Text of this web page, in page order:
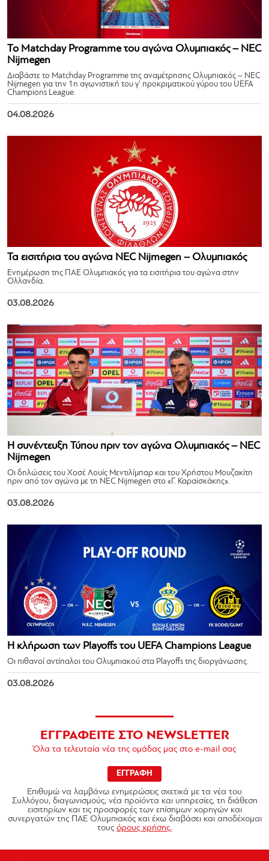
Το Matchday Programme του αγώνα Ολυμπιακός – NEC
Nijmegen
Διαβάστε το Matchday Programme της αναμέτρησης Ολυμπιακός – NEC
Nijmegen για την 1η αγωνιστική του γ’ προκριματικού γύρου του UEFA
Champions League.
04.08.2026
Τα εισιτήρια του αγώνα NEC Nijmegen – Ολυμπιακός
Ενημέρωση της ΠΑΕ Ολυμπιακός για τα εισιτήρια του αγώνα στην
Ολλανδία.
03.08.2026
Η συνέντευξη Τύπου πριν τον αγώνα Ολυμπιακός – NEC
Nijmegen
Οι δηλώσεις του Χοσέ Λουίς Μεντιλίμπαρ και του Χρήστου Μουζακίτη
πριν από τον αγώνα με τη NEC Nijmegen στο «Γ. Καραϊσκάκης».
03.08.2026
Η κλήρωση των Playoffs του UEFA Champions League
Οι πιθανοί αντίπαλοι του Ολυμπιακού στα Playoffs της διοργάνωσης.
03.08.2026
ΕΓΓΡΑΦΕΙΤΕ ΣΤΟ NEWSLETTER
Όλα τα τελευταία νέα της ομάδας μας στο e-mail σας
ΕΓΓΡΑΦΗ
Επιθυμώ να λαμβάνω ενημερώσεις σχετικά με τα νέα του
Συλλόγου, διαγωνισμούς, νέα προϊόντα και υπηρεσίες, τη διάθεση
εισιτηρίων και τις προσφορές των επίσημων χορηγών και
συνεργατών της ΠΑΕ Ολυμπιακός και έχω διαβάσει και αποδέχομαι
τους όρους χρήσης.